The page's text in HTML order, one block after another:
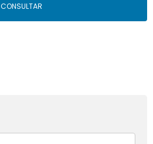
CONSULTAR